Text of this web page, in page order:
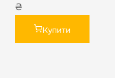
₴
Купити